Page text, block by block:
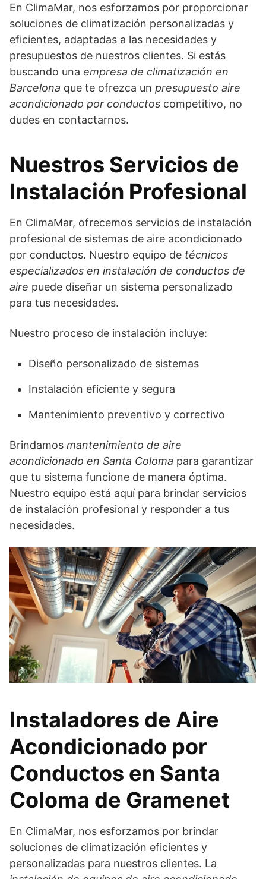
En ClimaMar, nos esforzamos por proporcionar
soluciones de climatización personalizadas y
eficientes, adaptadas a las necesidades y
presupuestos de nuestros clientes. Si estás
buscando una empresa de climatización en
Barcelona que te ofrezca un presupuesto aire
acondicionado por conductos competitivo, no
dudes en contactarnos.
Nuestros Servicios de
Instalación Profesional
En ClimaMar, ofrecemos servicios de instalación
profesional de sistemas de aire acondicionado
por conductos. Nuestro equipo de técnicos
especializados en instalación de conductos de
aire puede diseñar un sistema personalizado
para tus necesidades.
Nuestro proceso de instalación incluye:
Diseño personalizado de sistemas
Instalación eficiente y segura
Mantenimiento preventivo y correctivo
Brindamos mantenimiento de aire
acondicionado en Santa Coloma para garantizar
que tu sistema funcione de manera óptima.
Nuestro equipo está aquí para brindar servicios
de instalación profesional y responder a tus
necesidades.
Instaladores de Aire
Acondicionado por
Conductos en Santa
Coloma de Gramenet
En ClimaMar, nos esforzamos por brindar
soluciones de climatización eficientes y
personalizadas para nuestros clientes. La